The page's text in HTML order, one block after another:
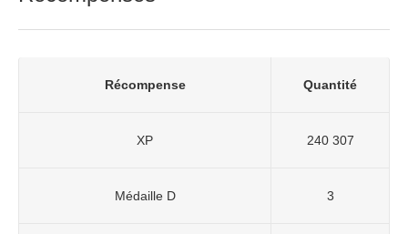
Récompense Quantité
XP 240 307
Médaille D 3